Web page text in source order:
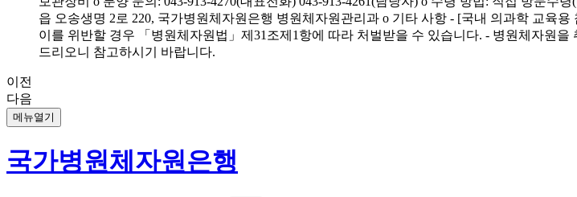
읍 오송생명 2로 220, 국가병원체자원은행 병원체자원관리과 o 기타 사항 - [국내 의과학 교육
이를 위반할 경우 「병원체자원법」제31조제1항에 따라 처벌받을 수 있습니다. - 병원체자원
드리오니 참고하시기 바랍니다.
이전
다음
메뉴열기
국가병원체자원은행